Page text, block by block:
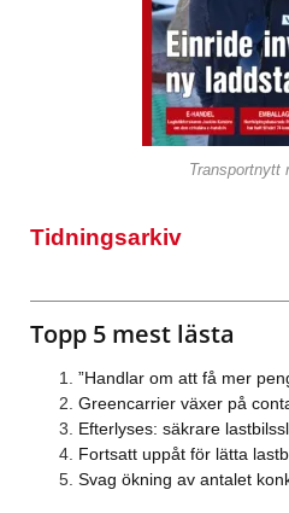
Transportnytt
Tidningsarkiv
Topp 5 mest lästa
”Handlar om att få mer
Greencarrier växer på
Efterlyses: säkrare
Fortsatt uppåt för lätta
Svag ökning av antalet